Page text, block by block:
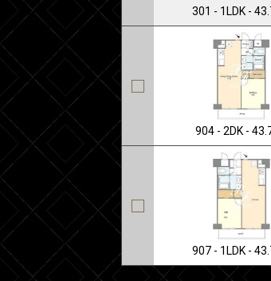
301 - 1LDK -
904 - 2DK -
907 - 1LDK -